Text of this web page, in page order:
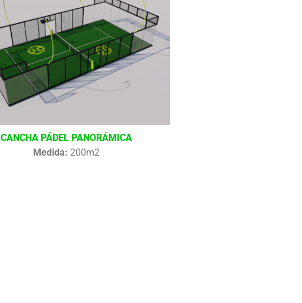
CANCHA PÁDEL PANORÁMICA
Medida: 200m2